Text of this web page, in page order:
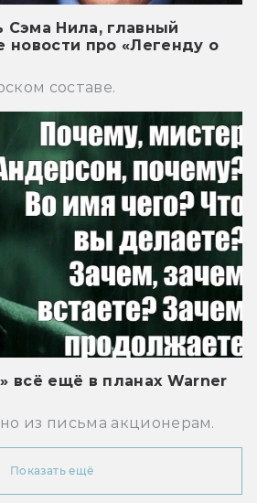
Сэма Нила, главный
новости про «Легенду о
составе.
всё ещё в планах Warner
из письма акционерам.
Показать ещё